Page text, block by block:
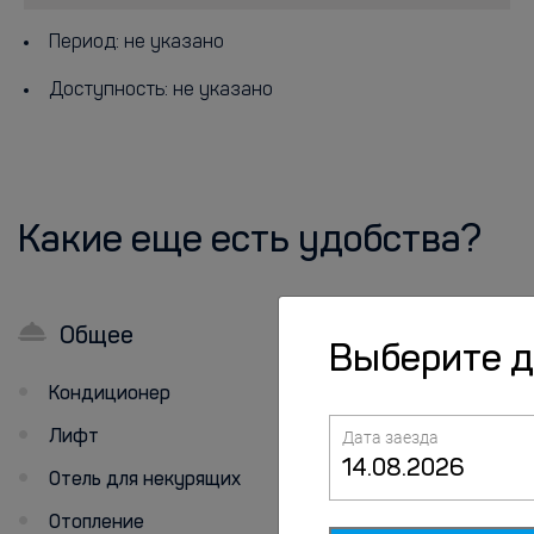
Период: не указано
Доступность: не указано
Какие еще есть удобства?
Общее
Кондиционер
Лифт
Отель для некурящих
Отопление
В номерах
Холодильник
Выберите
Дата заезда